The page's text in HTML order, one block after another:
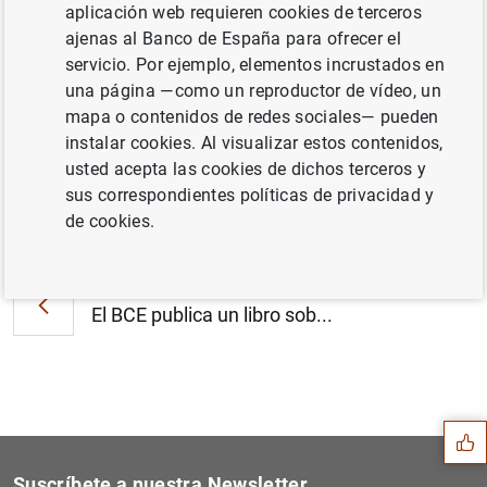
El BCE anuncia los detalles de las
operaciones de financiación que se
liquidarán entre el 17 de octubre de 2010 y
el 18 de enero de 2011 (17KB)
El BCE publica un libro sob...
Siguiente
Sugerencias
aplicación web requieren cookies de terceros
ajenas al Banco de España para ofrecer el
servicio. Por ejemplo, elementos incrustados en
una página —como un reproductor de vídeo, un
mapa o contenidos de redes sociales— pueden
instalar cookies. Al visualizar estos contenidos,
usted acepta las cookies de dichos terceros y
sus correspondientes políticas de privacidad y
de cookies.